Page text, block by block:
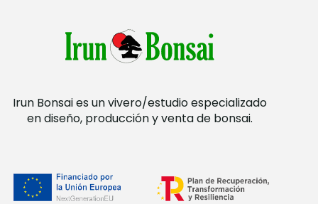
Irun Bonsai es un vivero/estudio especializado
en diseño, producción y venta de bonsai.